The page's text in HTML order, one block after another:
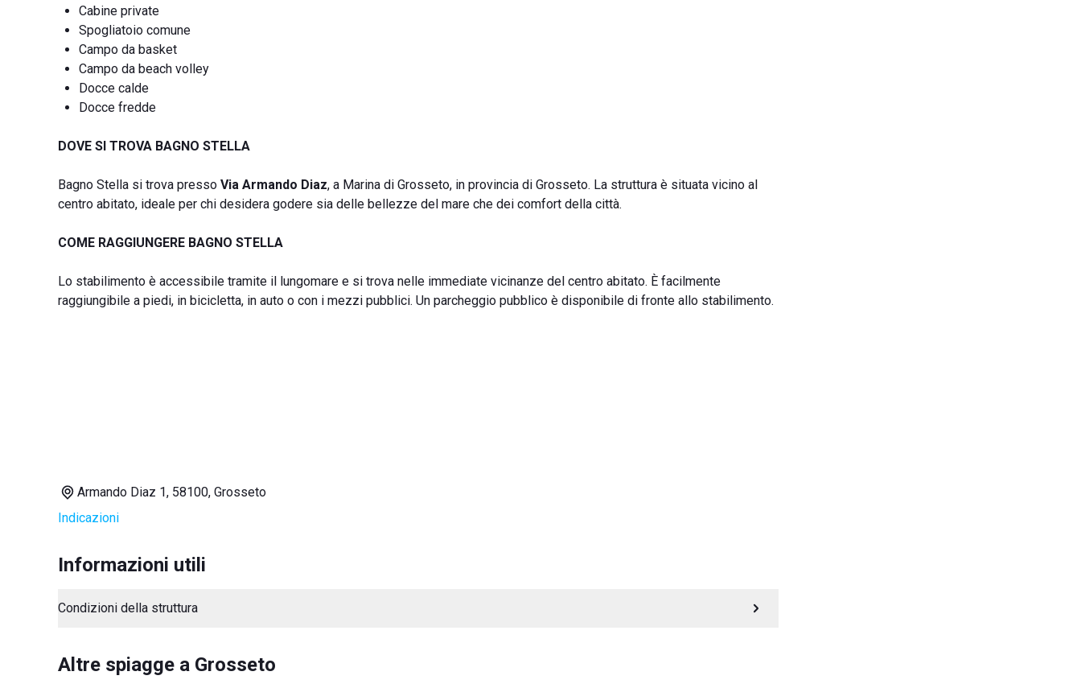
Cabine private
Spogliatoio comune
Campo da basket
Campo da beach volley
Docce calde
Docce fredde
DOVE SI TROVA BAGNO STELLA
Bagno Stella si trova presso Via Armando Diaz, a Marina di Grosseto, in provincia di Grosseto. La struttura è situata vicino al
centro abitato, ideale per chi desidera godere sia delle bellezze del mare che dei comfort della città.
COME RAGGIUNGERE BAGNO STELLA
Lo stabilimento è accessibile tramite il lungomare e si trova nelle immediate vicinanze del centro abitato. È facilmente
raggiungibile a piedi, in bicicletta, in auto o con i mezzi pubblici. Un parcheggio pubblico è disponibile di fronte allo stabilimento.
Armando Diaz 1, 58100, Grosseto
Indicazioni
Informazioni utili
Condizioni della struttura
Altre spiagge a Grosseto